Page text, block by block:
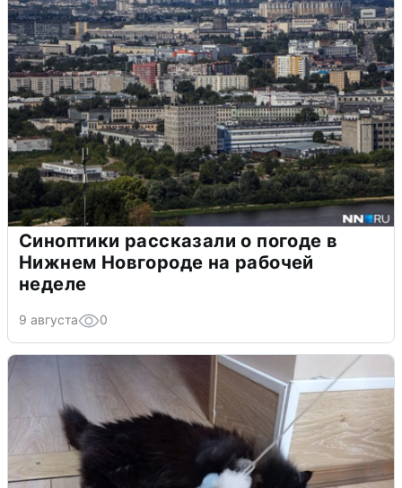
Синоптики рассказали о погоде в
Нижнем Новгороде на рабочей
неделе
9 августа 0